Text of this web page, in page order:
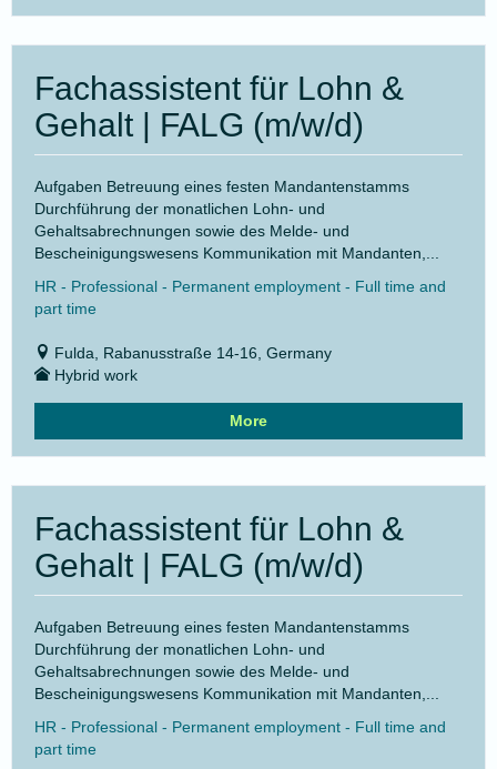
Fachassistent für Lohn &
Gehalt | FALG (m/w/d)
Aufgaben Betreuung eines festen Mandantenstamms
Durchführung der monatlichen Lohn- und
Gehaltsabrechnungen sowie des Melde- und
Bescheinigungswesens Kommunikation mit Mandanten,...
HR - Professional - Permanent employment - Full time and
part time
Fulda, Rabanusstraße 14-16, Germany
Hybrid work
More
Fachassistent für Lohn &
Gehalt | FALG (m/w/d)
Aufgaben Betreuung eines festen Mandantenstamms
Durchführung der monatlichen Lohn- und
Gehaltsabrechnungen sowie des Melde- und
Bescheinigungswesens Kommunikation mit Mandanten,...
HR - Professional - Permanent employment - Full time and
part time